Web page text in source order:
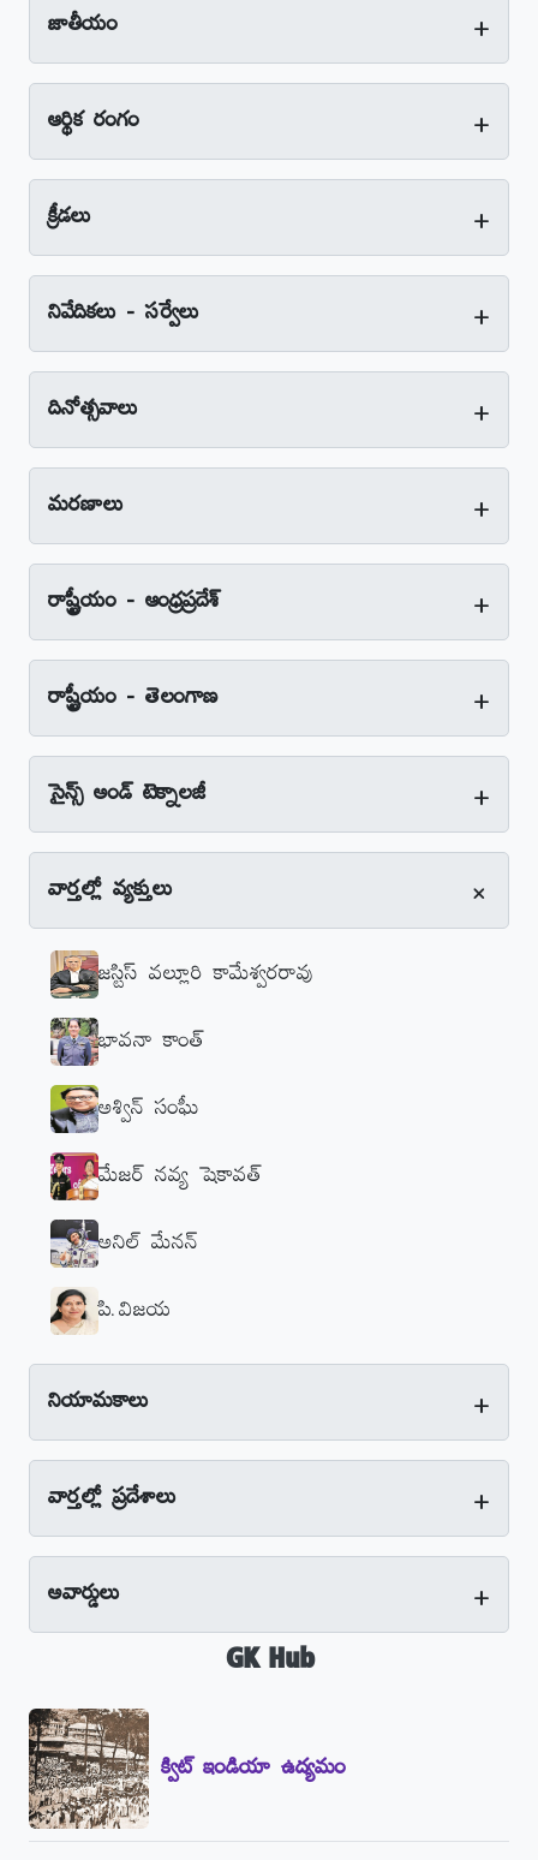
జాతీయం +
ఆర్థిక రంగం +
క్రీడలు +
నివేదికలు - సర్వేలు +
దినోత్సవాలు +
మరణాలు +
రాష్ట్రీయం - ఆంధ్రప్రదేశ్‌ +
రాష్ట్రీయం - తెలంగాణ +
సైన్స్‌ అండ్‌ టెక్నాలజీ +
వార్తల్లో వ్యక్తులు +
జస్టిస్‌ వల్లూరి కామేశ్వరరావు
భావనా కాంత్‌
అశ్విన్‌ సంఘీ
మేజర్‌ నవ్య షెకావత్‌
అనిల్‌ మేనన్‌
పి.విజయ
నియామకాలు +
వార్తల్లో ప్రదేశాలు +
అవార్డులు +
GK Hub
క్విట్‌ ఇండియా ఉద్యమం